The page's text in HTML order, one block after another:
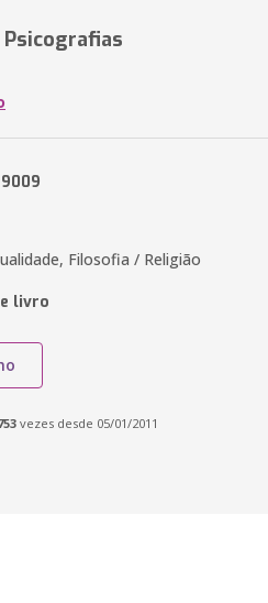
Filosofia / Religião
livro
vezes desde 05/01/2011